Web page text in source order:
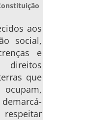
aos
social,
e
que